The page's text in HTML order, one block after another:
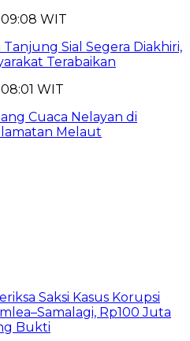
WIT
Sial Segera Diakhiri,
Terabaikan
WIT
Cuaca Nelayan di
Melaut
Saksi Kasus Korupsi
Rp100 Juta
Bukti